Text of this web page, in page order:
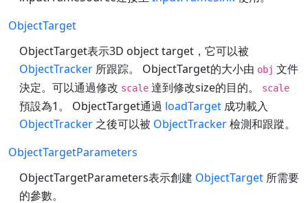
ObjectTarget
ObjectTarget表示3D object target，它可以被
ObjectTracker 所跟踪。 ObjectTarget的大小由 obj 文件
決定。可以通過修改 scale 達到修改size的目的。 scale
預設為1。 ObjectTarget通過 loadTarget 成功載入
ObjectTracker 之後可以被 ObjectTracker檢測和跟蹤。
ObjectTargetParameters
ObjectTargetParameters表示創建 ObjectTarget 所需要
的參數。